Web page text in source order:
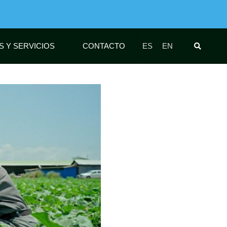
Y SERVICIOS CONTACTO ES EN